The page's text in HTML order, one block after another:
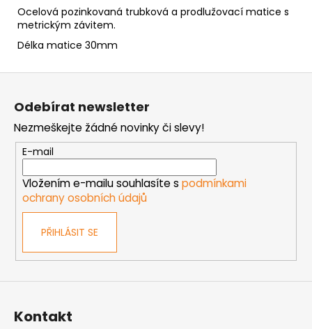
Ocelová pozinkovaná trubková a prodlužovací matice s
metrickým závitem.
Délka matice 30mm
1,50
Kč
Z
Odebírat newsletter
Nezmeškejte žádné novinky či slevy!
E-mail
Vložením e-mailu souhlasíte s podmínkami
ochrany osobních údajů
PŘIHLÁSIT SE
Kontakt